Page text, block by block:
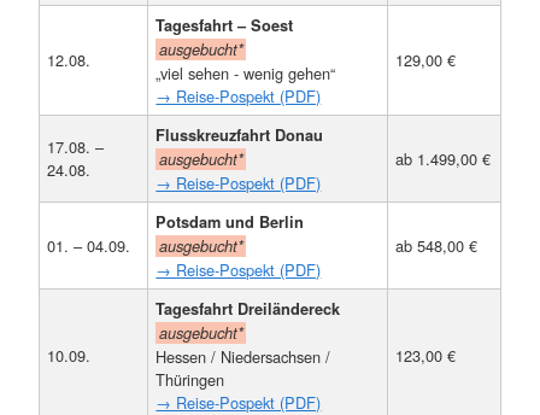
12.08.
Tagesfahrt – Soest
ausgebucht*
„viel sehen - wenig gehen“
→ Reise-Pospekt (PDF)
129,00 €
17.08. –
24.08.
Flusskreuzfahrt Donau
ausgebucht*
→ Reise-Pospekt (PDF)
ab 1.499,00 €
01. – 04.09.
Potsdam und Berlin
ausgebucht*
→ Reise-Pospekt (PDF)
ab 548,00 €
10.09.
Tagesfahrt Dreiländereck
ausgebucht*
Hessen / Niedersachsen /
Thüringen
→ Reise-Pospekt (PDF)
123,00 €